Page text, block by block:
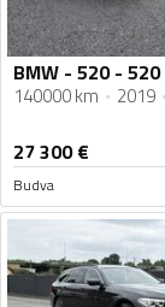
140000 km 2019
27 300€
Budva